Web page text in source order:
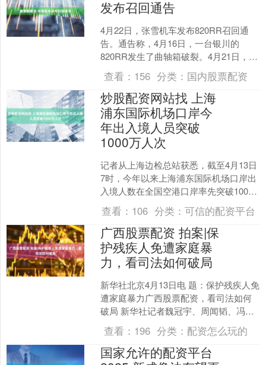
发布召回通告
4月22日，张雪机车发布820RR召回通
告。通告称，4月16日，一台银川的
820RR发生了曲轴箱破裂。4月21日，受
损车辆返回工厂，经拆解检查，找到了
造成曲轴箱....
查看： 156 分类： 国内股票配资
炒股配资网站找 上海
浦东国际机场口岸今
年出入境人员突破
1000万人次
记者从上海边检总站获悉，截至4月13日
7时，今年以来上海浦东国际机场口岸出
入境人数在全国空港口岸率先突破1000
万人次，占上海口岸出入境人员总数的
85.7%，约....
查看： 106 分类： 可信的配资平台
广西股票配资 拍案|保
护残疾人免遭家庭暴
力，看司法如何破局
新华社北京4月13日电 题：保护残疾人免
遭家庭暴力广西股票配资，看司法如何
破局 新华社记者魏冠宇、周闻韬、冯家
顺 今年是反家庭暴力法实施十周年。最
高人民法院日前....
查看： 196 分类： 配资怎么玩的
国家允许的配资平台